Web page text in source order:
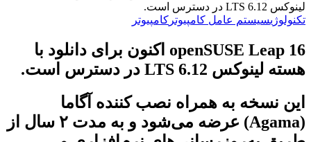
لینوکس 6.12 LTS در دسترس است.
تکنولوژیسیستم عامل کامپیوتر کامپیوتر
openSUSE Leap 16 اکنون برای دانلود با
هسته لینوکس 6.12 LTS در دسترس است.
این نسخه به همراه نصب کننده آگاما
(Agama) عرضه می‌شود و به مدت ۲ سال از